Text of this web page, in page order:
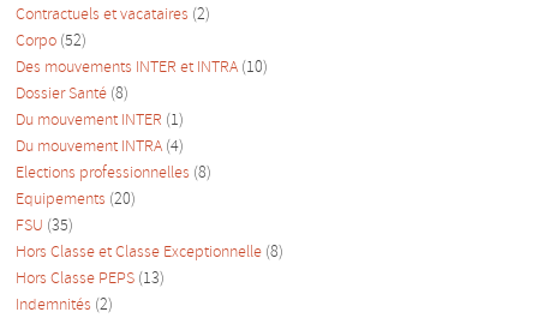
Contractuels et vacataires (2)
Corpo (52)
Des mouvements INTER et INTRA (10)
Dossier Santé (8)
Du mouvement INTER (1)
Du mouvement INTRA (4)
Elections professionnelles (8)
Equipements (20)
FSU (35)
Hors Classe et Classe Exceptionnelle (8)
Hors Classe PEPS (13)
Indemnités (2)